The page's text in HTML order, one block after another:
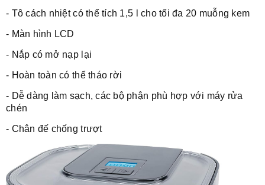
- Tô cách nhiệt có thể tích 1,5 l cho tối đa 20 muỗng kem
- Màn hình LCD
- Nắp có mở nạp lại
- Hoàn toàn có thể tháo rời
- Dễ dàng làm sạch, các bộ phận phù hợp với máy rửa
chén
- Chân đế chống trượt